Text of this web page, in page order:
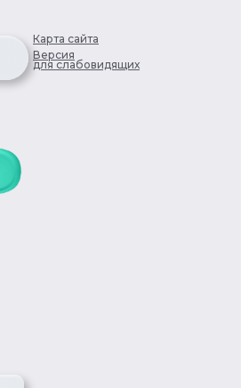
Карта сайта
Версия
для слабовидящих